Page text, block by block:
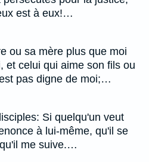
est à eux!…
ou sa mère plus que moi
et celui qui aime son fils ou
pas digne de moi;…
Si quelqu'un veut
à lui-même, qu'il se
me suive.…